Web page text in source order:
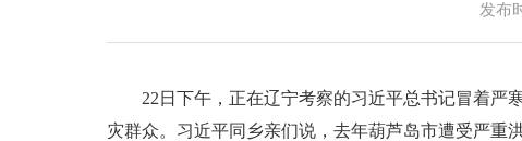
发布
22日下午，正在辽宁考察的习近平总书记冒着严寒
灾群众。习近平同乡亲们说，去年葫芦岛市遭受严重